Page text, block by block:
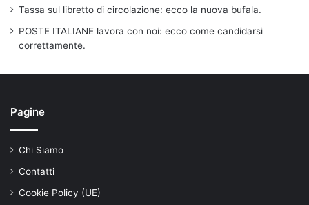
Tassa sul libretto di circolazione: ecco la nuova bufala.
POSTE ITALIANE lavora con noi: ecco come candidarsi
correttamente.
Pagine
Chi Siamo
Contatti
Cookie Policy (UE)